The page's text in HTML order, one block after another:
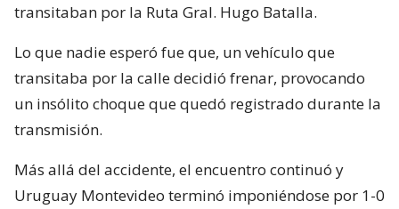
transitaban por la Ruta Gral. Hugo Batalla.
Lo que nadie esperó fue que, un vehículo que
transitaba por la calle decidió frenar, provocando
un insólito choque que quedó registrado durante la
transmisión.
Más allá del accidente, el encuentro continuó y
Uruguay Montevideo terminó imponiéndose por 1-0